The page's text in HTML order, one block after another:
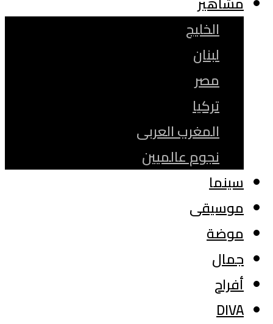
الخليج
لبنان
مصر
تركيا
المغرب العربى
نجوم عالميين
سينما
موسيقى
موضة
جمال
أفراح
DIVA